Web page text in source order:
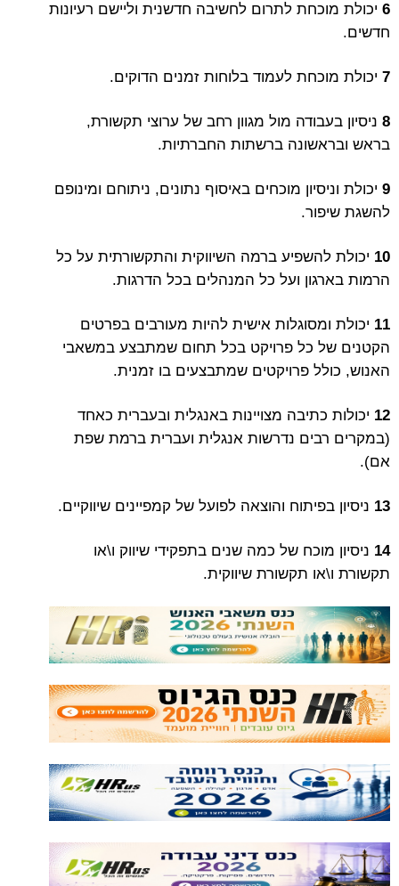
6 יכולת מוכחת לתרום לחשיבה חדשנית וליישם רעיונות
חדשים.
7 יכולת מוכחת לעמוד בלוחות זמנים הדוקים.
8 ניסיון בעבודה מול מגוון רחב של ערוצי תקשורת,
בראש ובראשונה ברשתות החברתיות.
9 יכולת וניסיון מוכחים באיסוף נתונים, ניתוחם ומינופם
להשגת שיפור.
10 יכולת להשפיע ברמה השיווקית והתקשורתית על כל
הרמות בארגון ועל כל המנהלים בכל הדרגות.
11 יכולת ומסוגלות אישית להיות מעורבים בפרטים
הקטנים של כל פרויקט בכל תחום שמתבצע במשאבי
האנוש, כולל פרויקטים שמתבצעים בו זמנית.
12 יכולות כתיבה מצויינות באנגלית ובעברית כאחד
(במקרים רבים נדרשות אנגלית ועברית ברמת שפת
אם).
13 ניסיון בפיתוח והוצאה לפועל של קמפיינים שיווקיים.
14 ניסיון מוכח של כמה שנים בתפקידי שיווק ו\או
תקשורת ו\או תקשורת שיווקית.